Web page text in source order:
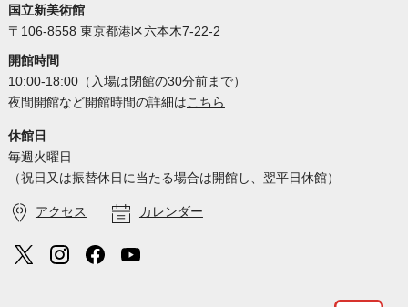
国立新美術館
〒106-8558 東京都港区六本木7-22-2
開館時間
10:00-18:00（入場は閉館の30分前まで）
夜間開館など開館時間の詳細はこちら
休館日
毎週火曜日
（祝日又は振替休日に当たる場合は開館し、翌平日休館）
アクセス カレンダー